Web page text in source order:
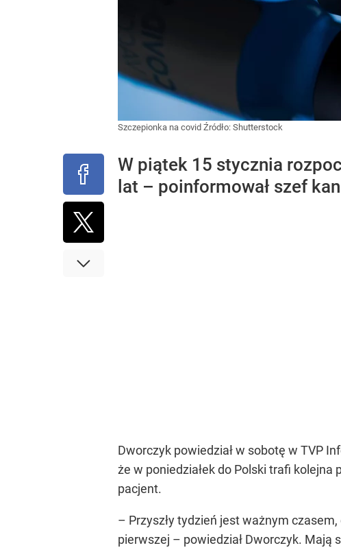
Szczepionka na covid Źródło: Shutterstock
W piątek 15 stycznia
lat – poinformował szef
Dworczyk powiedział w sobotę w TVP
że w poniedziałek do Polski trafi kolejna
pacjent.
– Przyszły tydzień jest ważnym
pierwszej – powiedział Dworczyk. Mają